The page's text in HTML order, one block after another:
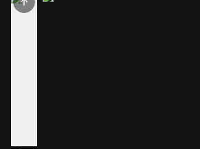
Previous slide